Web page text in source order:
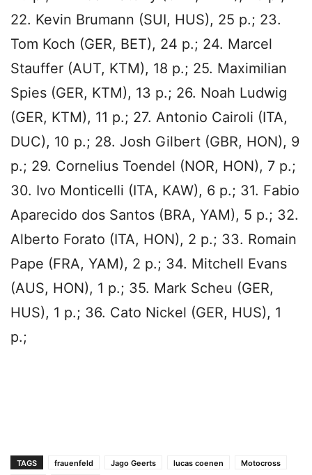
22. Kevin Brumann (SUI, HUS), 25 p.; 23.
Tom Koch (GER, BET), 24 p.; 24. Marcel
Stauffer (AUT, KTM), 18 p.; 25. Maximilian
Spies (GER, KTM), 13 p.; 26. Noah Ludwig
(GER, KTM), 11 p.; 27. Antonio Cairoli (ITA,
DUC), 10 p.; 28. Josh Gilbert (GBR, HON), 9
p.; 29. Cornelius Toendel (NOR, HON), 7 p.;
30. Ivo Monticelli (ITA, KAW), 6 p.; 31. Fabio
Aparecido dos Santos (BRA, YAM), 5 p.; 32.
Alberto Forato (ITA, HON), 2 p.; 33. Romain
Pape (FRA, YAM), 2 p.; 34. Mitchell Evans
(AUS, HON), 1 p.; 35. Mark Scheu (GER,
HUS), 1 p.; 36. Cato Nickel (GER, HUS), 1
p.;
TAGS frauenfeld Jago Geerts lucas coenen
Motocross